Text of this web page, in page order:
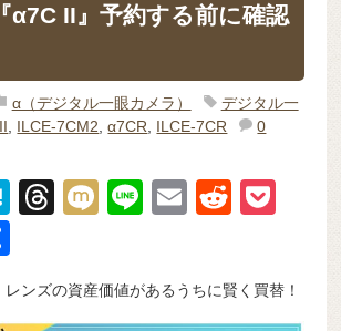
α7C II』予約する前に確認
α（デジタル一眼カメラ）
デジタル一
ILCE-7CM2 ,α7CR ILCE-7CR
0
H
n
T
a
M
Li
E
R
di et
ンズの資産価値があるうちに賢く買替！